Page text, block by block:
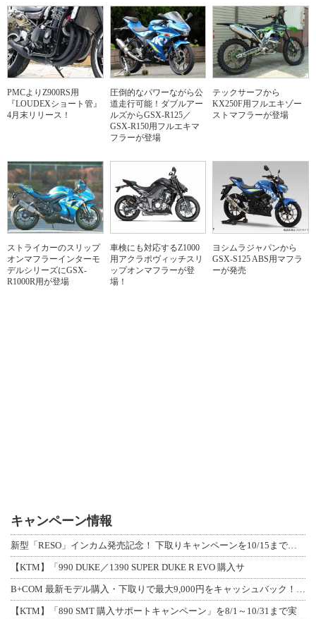
PMCよりZ900RS用
『LOUDEXショート管』
4月末リリース！
圧倒的なパワーながら公
道走行可能！ダブルアー
ルズからGSX-R125／
GSX-R150用フルエキマ
フラーが登場
テックサーフから
KX250F用フルエキゾー
ストマフラーが登場
ストライカーのスリップ
オンマフラーインターモ
デルシリーズにGSX-
R1000R用が登場
車検にも対応するZ1000
用アクラポヴィッチスリ
ップオンマフラーが登
場！
ヨシムラジャパンから
GSX-S125 ABS用マフラ
ーが発売
キャンペーン情報
新型「RESO」インカム発売記念！ 下取りキャンペーンを10/15まで延長して開
【KTM】「990 DUKE／1390 SUPER DUKE R EVO 購入サ
B+COM 最新モデル購入・下取りで最大9,000円をキャッシュバック！「B+F
【KTM】「890 SMT 購入サポートキャンペーン」を8/1～10/31まで実